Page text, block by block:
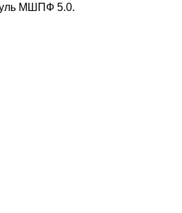
МШПФ 5.0.